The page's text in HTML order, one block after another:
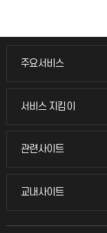
주요서비스
주요서비스
교무회의방송
서비스 지킴이
서비스 지킴이
묻고 답하기
관련사이트
관련사이트
국방헬프콜
교내사이트
교내사이트
교수회